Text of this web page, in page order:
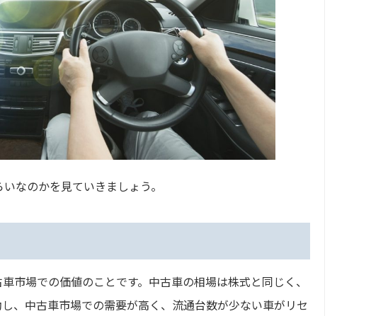
なのかを見ていきましょう。
市場での価値のことです。中古車の相場は株式と同じく、
、中古車市場での需要が高く、流通台数が少ない車がリセ